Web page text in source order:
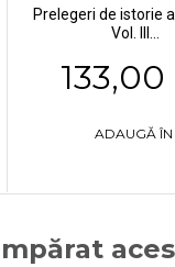
Prelegeri de istorie
Vol. III...
133,00
ADAUGĂ ÎN